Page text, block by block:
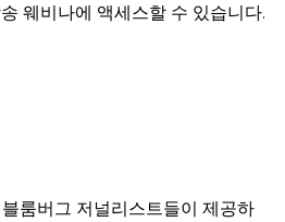
웨비나에 액세스할 수 있습니다.
룸버그 저널리스트들이 제공하